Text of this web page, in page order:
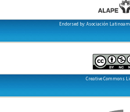
Endorsed by: Asociación
Creative Commons